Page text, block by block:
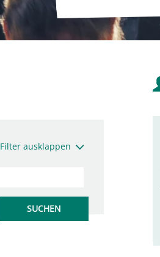
Filter ausklappen